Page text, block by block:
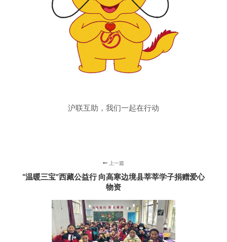
沪联互助，我们一起在行动
上一篇
“温暖三宝”西藏公益行 向高寒边境县莘莘学子捐赠爱心
物资